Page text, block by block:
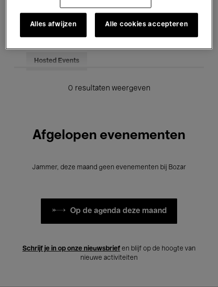
Onderwijs Rondleidingen
Hosted Events
0 resultaten weergeven
Afgelopen evenementen
Jammer, deze maand geen evenementen bij Bozar
Op de agenda deze maand
Schrijf je in op onze nieuwsbrief en blijf op de hoogte van
nieuwe activiteiten
Alles afwijzen Alle cookies accepteren